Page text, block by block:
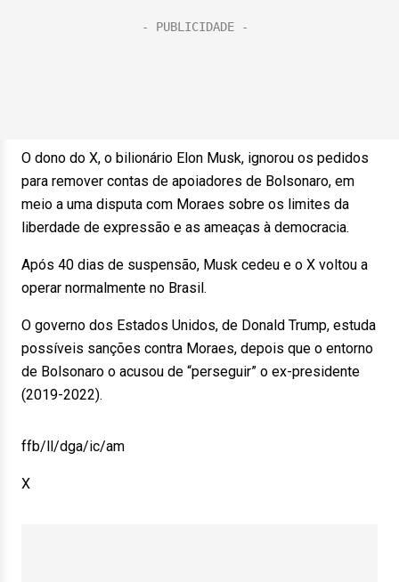
O dono do X, o bilionário Elon Musk, ignorou os pedidos
para remover contas de apoiadores de Bolsonaro, em
meio a uma disputa com Moraes sobre os limites da
liberdade de expressão e as ameaças à democracia.
Após 40 dias de suspensão, Musk cedeu e o X voltou a
operar normalmente no Brasil.
O governo dos Estados Unidos, de Donald Trump, estuda
possíveis sanções contra Moraes, depois que o entorno
de Bolsonaro o acusou de “perseguir” o ex-presidente
(2019-2022).
ffb/ll/dga/ic/am
X